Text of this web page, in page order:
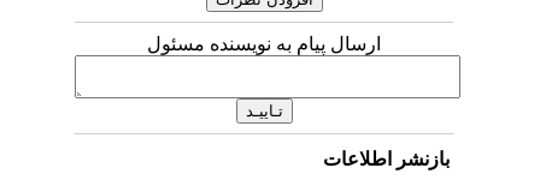
ارسال پیام به نویسنده مسئول
بازنشر اطلاعات